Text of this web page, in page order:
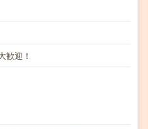
歓迎！